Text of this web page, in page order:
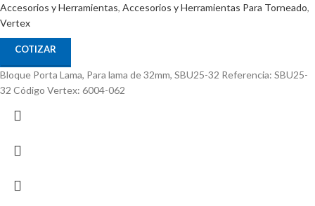
Accesorios y Herramientas, Accesorios y Herramientas Para Torneado,
Vertex
COTIZAR
Bloque Porta Lama, Para lama de 32mm, SBU25-32 Referencia: SBU25-
32 Código Vertex: 6004-062